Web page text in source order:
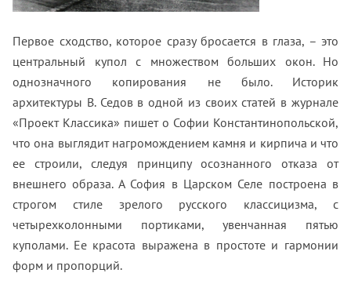
Первое сходство, которое сразу бросается в глаза, – это
центральный купол с множеством больших окон. Но
однозначного копирования не было. Историк
архитектуры В. Седов в одной из своих статей в журнале
«Проект Классика» пишет о Софии Константинопольской,
что она выглядит нагромождением камня и кирпича и что
ее строили, следуя принципу осознанного отказа от
внешнего образа. А София в Царском Селе построена в
строгом стиле зрелого русского классицизма, с
четырехколонными портиками, увенчанная пятью
куполами. Ее красота выражена в простоте и гармонии
форм и пропорций.